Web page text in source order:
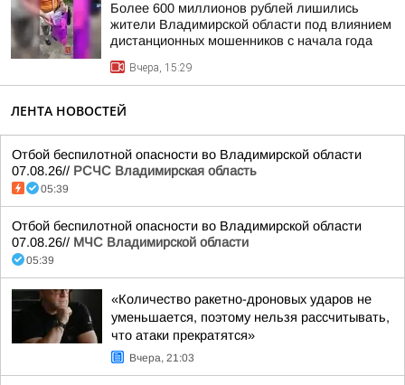
Более 600 миллионов рублей лишились
жители Владимирской области под влиянием
дистанционных мошенников с начала года
Вчера, 15:29
ЛЕНТА НОВОСТЕЙ
Отбой беспилотной опасности во Владимирской области
07.08.26// РСЧС Владимирская область
05:39
Отбой беспилотной опасности во Владимирской области
07.08.26// МЧС Владимирской области
05:39
«Количество ракетно-дроновых ударов не
уменьшается, поэтому нельзя рассчитывать,
что атаки прекратятся»
Вчера, 21:03